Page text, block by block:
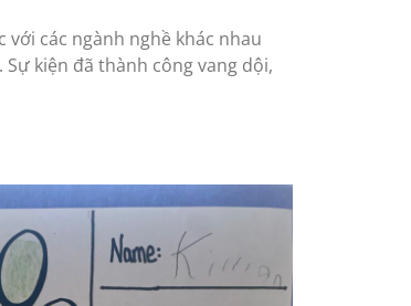
các ngành nghề khác nhau
kiện đã thành công vang dội,